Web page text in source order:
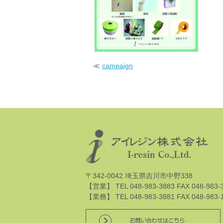
≪ campaign
〒342-0042 埼玉県吉川市中野338
【営業】 TEL 048-983-3883 FAX 048-983-
【業務】 TEL 048-983-3881 FAX 048-983-